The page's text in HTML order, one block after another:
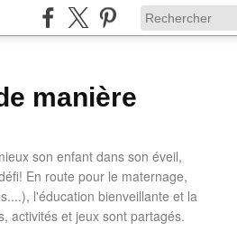
manière
son enfant dans son éveil,
En route pour le maternage,
l'éducation bienveillante et la
activités et jeux sont partagés.